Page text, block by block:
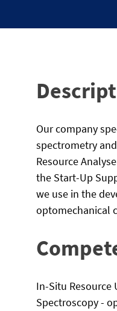
Our company
spectrometry
Resource
the Start-Up
we use in the
optomechanical
In-Situ Resource
Spectroscopy -